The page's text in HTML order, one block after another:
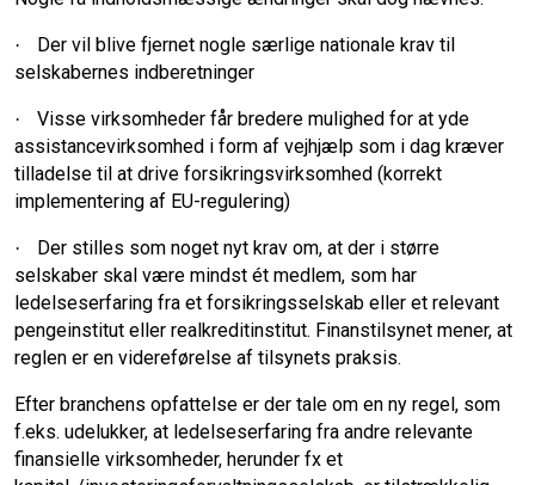
·
Der vil blive fjernet nogle særlige nationale krav til
selskabernes indberetninger
·
Visse virksomheder får bredere mulighed for at yde
assistancevirksomhed i form af vejhjælp som i dag kræver
tilladelse til at drive forsikringsvirksomhed (korrekt
implementering af EU-regulering)
·
Der stilles som noget nyt krav om, at der i større
selskaber skal være mindst ét medlem, som har
ledelseserfaring fra et forsikringsselskab eller et relevant
pengeinstitut eller realkreditinstitut. Finanstilsynet mener, at
reglen er en videreførelse af tilsynets praksis.
Efter branchens opfattelse er der tale om en ny regel, som
f.eks. udelukker, at ledelseserfaring fra andre relevante
finansielle virksomheder, herunder fx et